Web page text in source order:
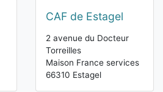
CAF de Estagel
2 avenue du Docteur
Torreilles
Maison France services
66310 Estagel